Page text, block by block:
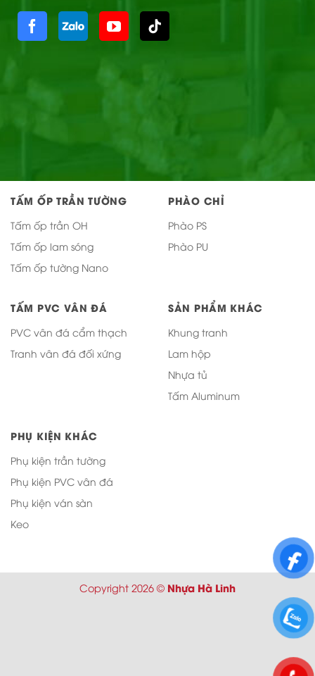
TẤM ỐP TRẦN TƯỜNG
Tấm ốp trần OH
Tấm ốp lam sóng
Tấm ốp tường Nano
PHÀO CHỈ
Phào PS
Phào PU
TẤM PVC VÂN ĐÁ
PVC vân đá cẩm thạch
Tranh vân đá đối xứng
SẢN PHẨM KHÁC
Khung tranh
Lam hộp
Nhựa tủ
Tấm Aluminum
PHỤ KIỆN KHÁC
Phụ kiện trần tường
Phụ kiện PVC vân đá
Phụ kiện ván sàn
Keo
Copyright 2026 © Nhựa Hà Linh